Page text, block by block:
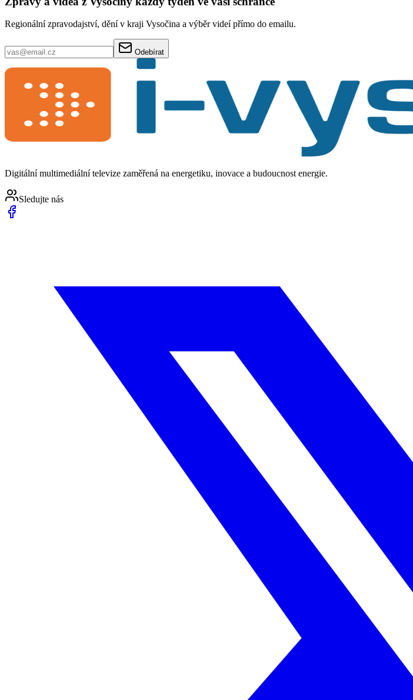
Regionální zpravodajství, dění v kraji Vysočina a výběr videí přímo do emailu.
Odebírat
Digitální multimediální televize zaměřená na energetiku, inovace a budoucnost energie.
Sledujte nás